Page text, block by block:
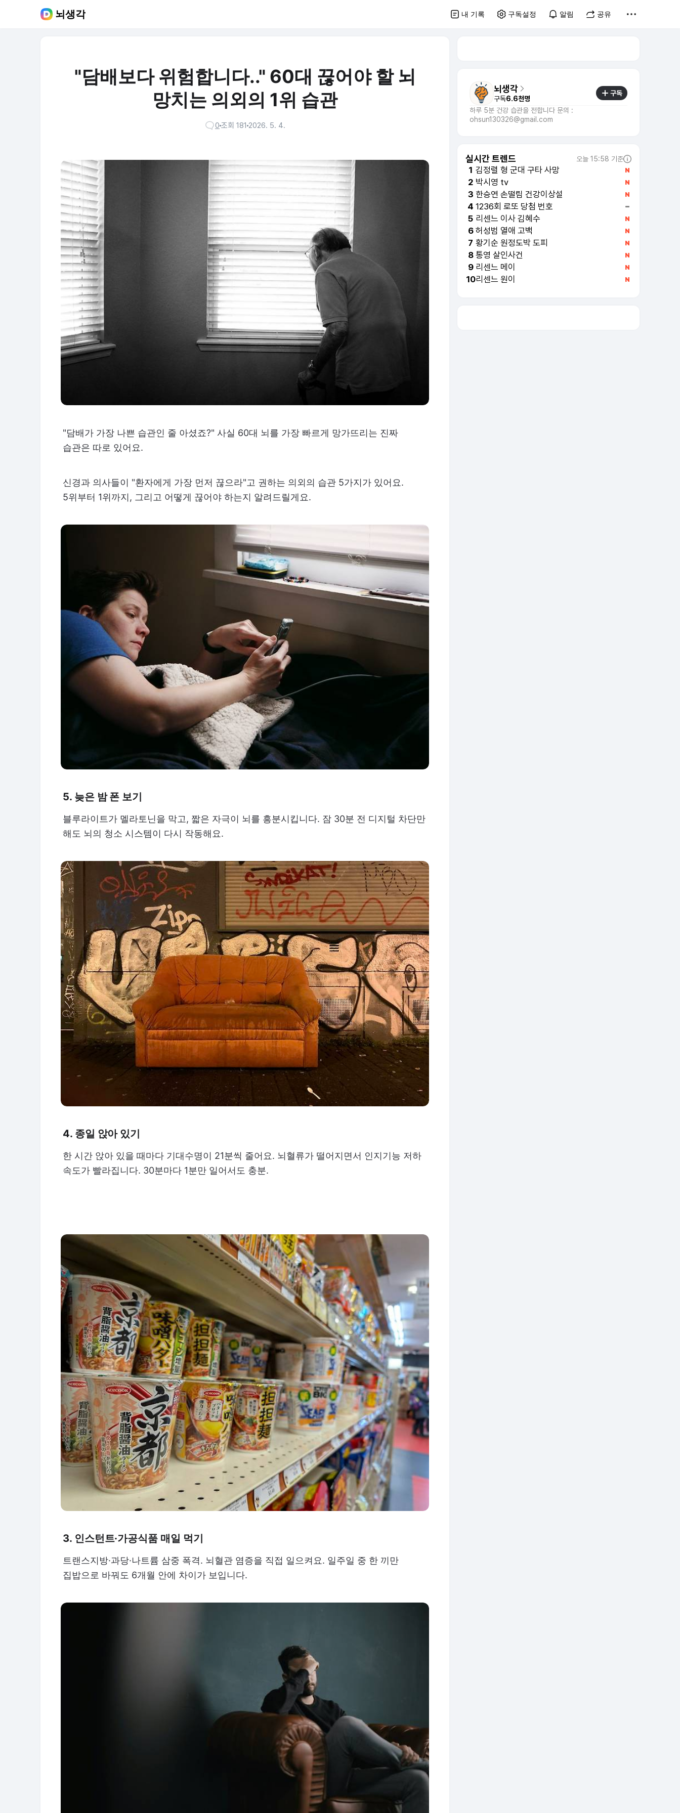
뇌생각 내 기록 구독설정 알림 공유
"담배보다 위험합니다.." 60대 끊어야 할 뇌
망치는 의외의 1위 습관
0 조회 181 2026. 5. 4.
"담배가 가장 나쁜 습관인 줄 아셨죠?" 사실 60대 뇌를 가장 빠르게 망가뜨리는 진짜
습관은 따로 있어요.
신경과 의사들이 "환자에게 가장 먼저 끊으라"고 권하는 의외의 습관 5가지가 있어요.
5위부터 1위까지, 그리고 어떻게 끊어야 하는지 알려드릴게요.
5. 늦은 밤 폰 보기
블루라이트가 멜라토닌을 막고, 짧은 자극이 뇌를 흥분시킵니다. 잠 30분 전 디지털 차단만
해도 뇌의 청소 시스템이 다시 작동해요.
4. 종일 앉아 있기
한 시간 앉아 있을 때마다 기대수명이 21분씩 줄어요. 뇌혈류가 떨어지면서 인지기능 저하
속도가 빨라집니다. 30분마다 1분만 일어서도 충분.
3. 인스턴트·가공식품 매일 먹기
트랜스지방·과당·나트륨 삼중 폭격. 뇌혈관 염증을 직접 일으켜요. 일주일 중 한 끼만
집밥으로 바꿔도 6개월 안에 차이가 보입니다.
뇌생각
구독6.6천명
구독
하루 5분 건강 습관을 전합니다 문의 :
ohsun130326@gmail.com
실시간 트렌드 오늘 15:58 기준
1 김정렬 형 군대 구타 사망
2 박시영 tv
3 한승연 손떨림 건강이상설
4 1236회 로또 당첨 번호
5 리센느 이사 김혜수
6 허성범 열애 고백
7 황기순 원정도박 도피
8 통영 살인사건
9 리센느 메이
10리센느 원이